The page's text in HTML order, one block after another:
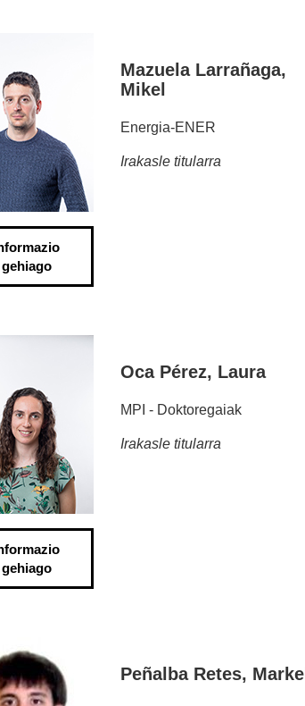
gehiago
Mazuela Larrañaga,
Mikel
Energia-ENER
Irakasle titularra
gehiago
Oca Pérez, Laura
MPI - Doktoregaiak
Irakasle titularra
Peñalba Retes, Markel